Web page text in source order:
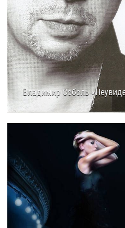
Владимир Соболь
24.08.2014 16:50